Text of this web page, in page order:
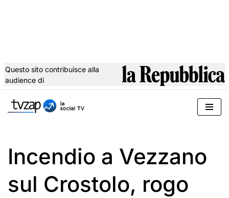
al
Questo sito contribuisce alla
audience di
Incendio a Vezzano
sul Crostolo, rogo